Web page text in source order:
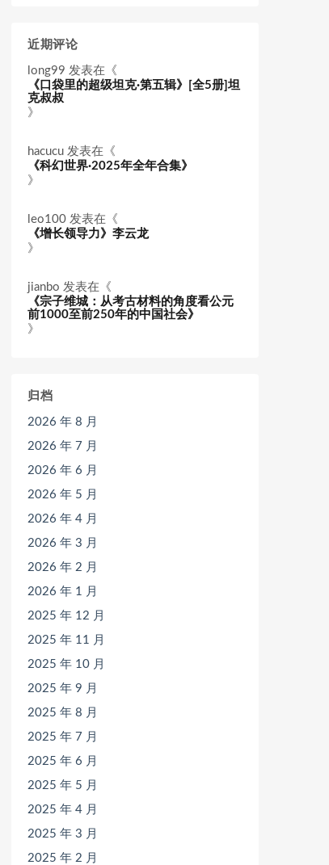
近期评论
long99 发表在《
《口袋里的超级坦克·第五辑》[全5册]坦
克叔叔
》
hacucu 发表在《
《科幻世界·2025年全年合集》
》
leo100 发表在《
《增长领导力》李云龙
》
jianbo 发表在《
《宗子维城：从考古材料的角度看公元
前1000至前250年的中国社会》
》
归档
2026 年 8 月
2026 年 7 月
2026 年 6 月
2026 年 5 月
2026 年 4 月
2026 年 3 月
2026 年 2 月
2026 年 1 月
2025 年 12 月
2025 年 11 月
2025 年 10 月
2025 年 9 月
2025 年 8 月
2025 年 7 月
2025 年 6 月
2025 年 5 月
2025 年 4 月
2025 年 3 月
2025 年 2 月